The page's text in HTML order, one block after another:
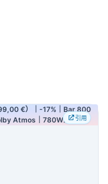
€）｜-17%｜Bar 800
Atmos｜780W）
引用